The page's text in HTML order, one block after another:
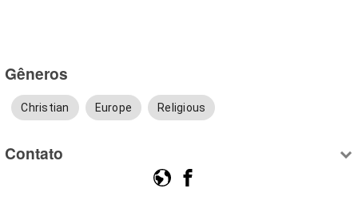
Gêneros
Christian Europe Religious
Contato